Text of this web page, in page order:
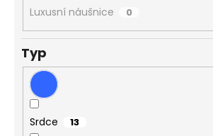
Luxusní náušnice 0
Typ
Srdce 13